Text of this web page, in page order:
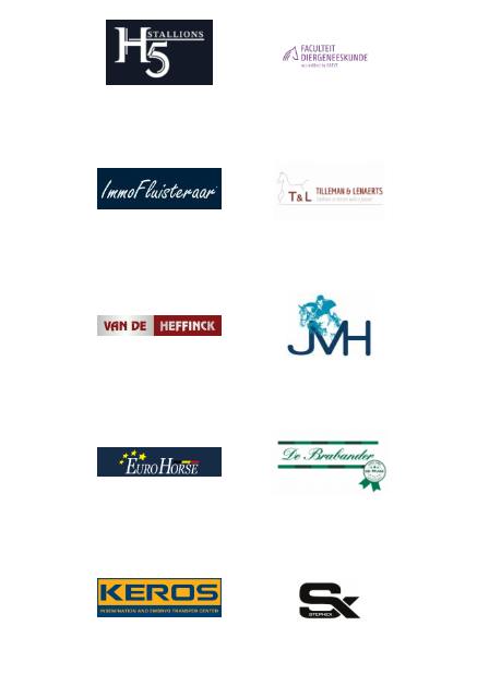
Afbeelding Afbeelding
Afbeelding Afbeelding
Afbeelding
Afbeelding
Afbeelding
Afbeelding
Afbeelding
Afbeelding